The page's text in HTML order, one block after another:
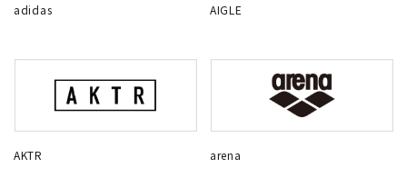
adidas AIGLE
AKTR arena